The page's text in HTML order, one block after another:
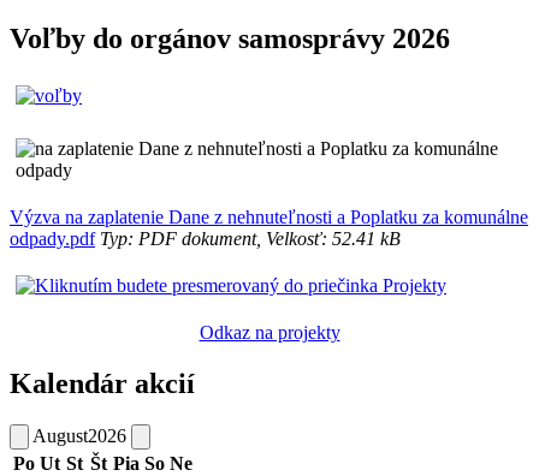
Voľby do orgánov samosprávy 2026
Výzva na zaplatenie Dane z nehnuteľnosti a Poplatku za komunálne
odpady.pdfTyp: PDF dokument, Velkosť: 52.41 kB
Odkaz na projekty
Kalendár akcií
August2026
Po Ut St Št Pia So Ne